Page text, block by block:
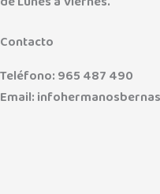
Contacto
Teléfono: 965 487 490
Email: